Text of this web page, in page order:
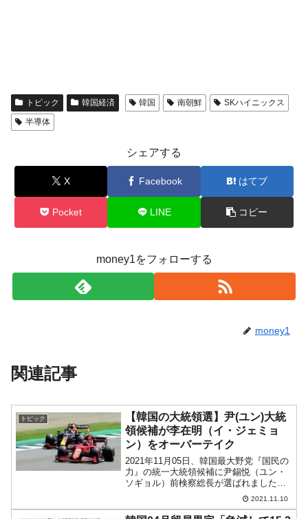
トピック 韓国経済 韓国 南朝鮮
SKハイニックス
半導体
シェアする
X Facebook はてブ
Pocket LINE コピー
money1をフォローする
money1
関連記事
トピック
【韓国の大統領選】尹(ユン)大統
領候補が李在明（イ・ジェミョ
ン）をオーバーテイク
2021年11月05日、韓国最大野党『国民の
力』の統一大統領候補に尹錫悦（ユン・
ソギョル）前検察総長が選ばれました。
これで与党『共に民主党』の統一候補・
李在明（イ・ジェミョン）さんとの一騎
打ちになったわけですが、国民の支持率
2021.11.10